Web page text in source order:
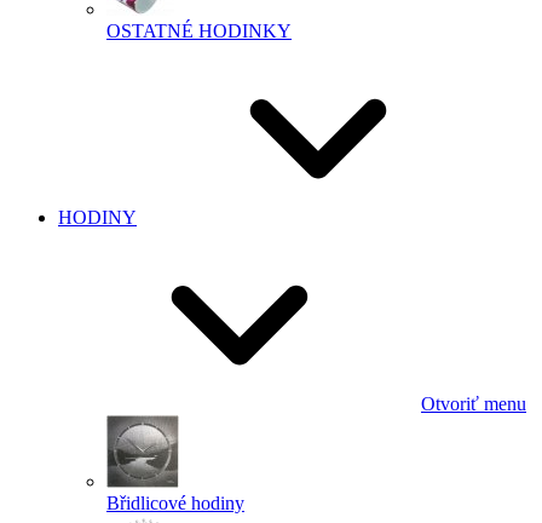
OSTATNÉ HODINKY
HODINY
Otvoriť menu
Břidlicové hodiny